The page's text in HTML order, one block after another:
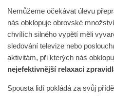
Nemůžeme očekávat úlevu
nás obklopuje obrovské
chvílích silného vypětí měli
sledování televize nebo
aktivitám, při kterých nás
nejefektivnější relaxaci
Spousta lidí pokládá za svůj